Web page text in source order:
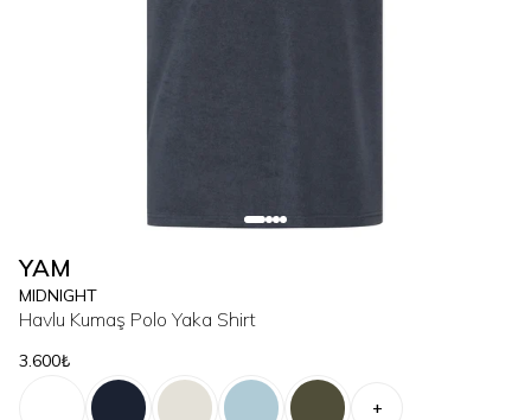
YAM
MIDNIGHT
Havlu Kumaş Polo Yaka Shirt
3.600₺
+